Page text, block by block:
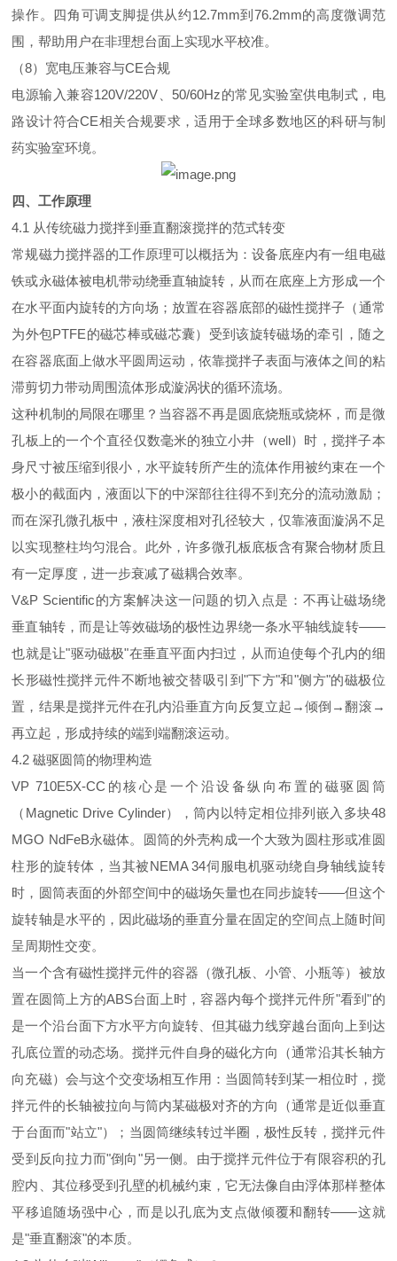
操作。四角可调支脚提供从约12.7mm到76.2mm的高度微调范
围，帮助用户在非理想台面上实现水平校准。
（8）宽电压兼容与CE合规
电源输入兼容120V/220V、50/60Hz的常见实验室供电制式，电
路设计符合CE相关合规要求，适用于全球多数地区的科研与制
药实验室环境。
四、工作原理
4.1 从传统磁力搅拌到垂直翻滚搅拌的范式转变
常规磁力搅拌器的工作原理可以概括为：设备底座内有一组电磁
铁或永磁体被电机带动绕垂直轴旋转，从而在底座上方形成一个
在水平面内旋转的方向场；放置在容器底部的磁性搅拌子（通常
为外包PTFE的磁芯棒或磁芯囊）受到该旋转磁场的牵引，随之
在容器底面上做水平圆周运动，依靠搅拌子表面与液体之间的粘
滞剪切力带动周围流体形成漩涡状的循环流场。
这种机制的局限在哪里？当容器不再是圆底烧瓶或烧杯，而是微
孔板上的一个个直径仅数毫米的独立小井（well）时，搅拌子本
身尺寸被压缩到很小，水平旋转所产生的流体作用被约束在一个
极小的截面内，液面以下的中深部往往得不到充分的流动激励；
而在深孔微孔板中，液柱深度相对孔径较大，仅靠液面漩涡不足
以实现整柱均匀混合。此外，许多微孔板底板含有聚合物材质且
有一定厚度，进一步衰减了磁耦合效率。
V&P Scientific的方案解决这一问题的切入点是：不再让磁场绕
垂直轴转，而是让等效磁场的极性边界绕一条水平轴线旋转——
也就是让"驱动磁极"在垂直平面内扫过，从而迫使每个孔内的细
长形磁性搅拌元件不断地被交替吸引到"下方"和"侧方"的磁极位
置，结果是搅拌元件在孔内沿垂直方向反复立起→倾倒→翻滚→
再立起，形成持续的端到端翻滚运动。
4.2 磁驱圆筒的物理构造
VP 710E5X-CC的核心是一个沿设备纵向布置的磁驱圆筒
（Magnetic Drive Cylinder），筒内以特定相位排列嵌入多块48
MGO NdFeB永磁体。圆筒的外壳构成一个大致为圆柱形或准圆
柱形的旋转体，当其被NEMA 34伺服电机驱动绕自身轴线旋转
时，圆筒表面的外部空间中的磁场矢量也在同步旋转——但这个
旋转轴是水平的，因此磁场的垂直分量在固定的空间点上随时间
呈周期性交变。
当一个含有磁性搅拌元件的容器（微孔板、小管、小瓶等）被放
置在圆筒上方的ABS台面上时，容器内每个搅拌元件所"看到"的
是一个沿台面下方水平方向旋转、但其磁力线穿越台面向上到达
孔底位置的动态场。搅拌元件自身的磁化方向（通常沿其长轴方
向充磁）会与这个交变场相互作用：当圆筒转到某一相位时，搅
拌元件的长轴被拉向与筒内某磁极对齐的方向（通常是近似垂直
于台面而"站立"）；当圆筒继续转过半圈，极性反转，搅拌元件
受到反向拉力而"倒向"另一侧。由于搅拌元件位于有限容积的孔
腔内、其位移受到孔壁的机械约束，它无法像自由浮体那样整体
平移追随场强中心，而是以孔底为支点做倾覆和翻转——这就
是"垂直翻滚"的本质。